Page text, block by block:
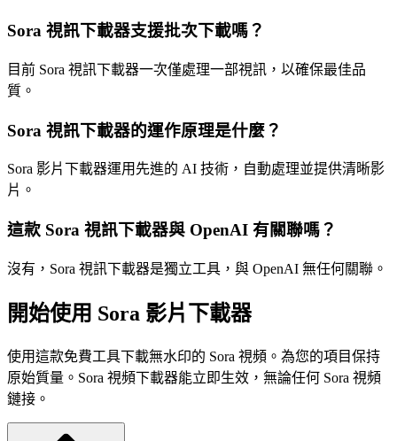
Sora 視訊下載器支援批次下載嗎？
目前 Sora 視訊下載器一次僅處理一部視訊，以確保最佳品
質。
Sora 視訊下載器的運作原理是什麼？
Sora 影片下載器運用先進的 AI 技術，自動處理並提供清晰影
片。
這款 Sora 視訊下載器與 OpenAI 有關聯嗎？
沒有，Sora 視訊下載器是獨立工具，與 OpenAI 無任何關聯。
開始使用 Sora 影片下載器
使用這款免費工具下載無水印的 Sora 視頻。為您的項目保持
原始質量。Sora 視頻下載器能立即生效，無論任何 Sora 視頻
鏈接。